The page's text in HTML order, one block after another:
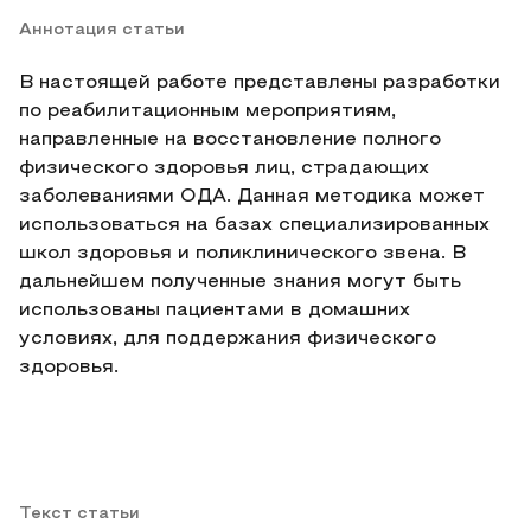
Аннотация статьи
В настоящей работе представлены разработки
по реабилитационным мероприятиям,
направленные на восстановление полного
физического здоровья лиц, страдающих
заболеваниями ОДА. Данная методика может
использоваться на базах специализированных
школ здоровья и поликлинического звена. В
дальнейшем полученные знания могут быть
использованы пациентами в домашних
условиях, для поддержания физического
здоровья.
Текст статьи